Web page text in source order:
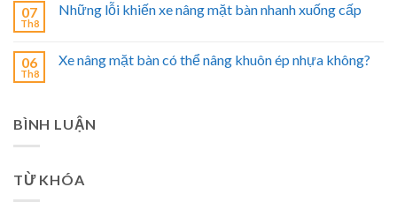
07
Th8
Những lỗi khiến xe nâng mặt bàn nhanh xuống cấp
06
Th8
Xe nâng mặt bàn có thể nâng khuôn ép nhựa không?
BÌNH LUẬN
TỪ KHÓA